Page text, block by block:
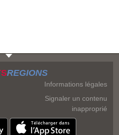
REGIONS
Informations légales
Signaler un contenu
inapproprié